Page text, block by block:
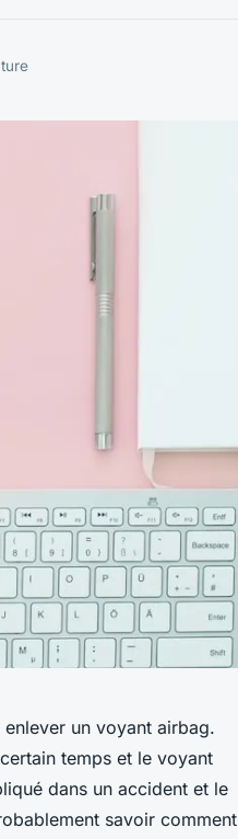
un voyant airbag.
temps et le voyant
dans un accident et le
savoir comment